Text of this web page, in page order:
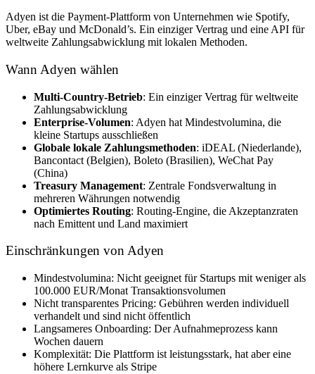
Adyen ist die Payment-Plattform von Unternehmen wie Spotify,
Uber, eBay und McDonald’s. Ein einziger Vertrag und eine API für
weltweite Zahlungsabwicklung mit lokalen Methoden.
Wann Adyen wählen
Multi-Country-Betrieb: Ein einziger Vertrag für weltweite
Zahlungsabwicklung
Enterprise-Volumen: Adyen hat Mindestvolumina, die
kleine Startups ausschließen
Globale lokale Zahlungsmethoden: iDEAL (Niederlande),
Bancontact (Belgien), Boleto (Brasilien), WeChat Pay
(China)
Treasury Management: Zentrale Fondsverwaltung in
mehreren Währungen notwendig
Optimiertes Routing: Routing-Engine, die Akzeptanzraten
nach Emittent und Land maximiert
Einschränkungen von Adyen
Mindestvolumina: Nicht geeignet für Startups mit weniger als
100.000 EUR/Monat Transaktionsvolumen
Nicht transparentes Pricing: Gebühren werden individuell
verhandelt und sind nicht öffentlich
Langsameres Onboarding: Der Aufnahmeprozess kann
Wochen dauern
Komplexität: Die Plattform ist leistungsstark, hat aber eine
höhere Lernkurve als Stripe